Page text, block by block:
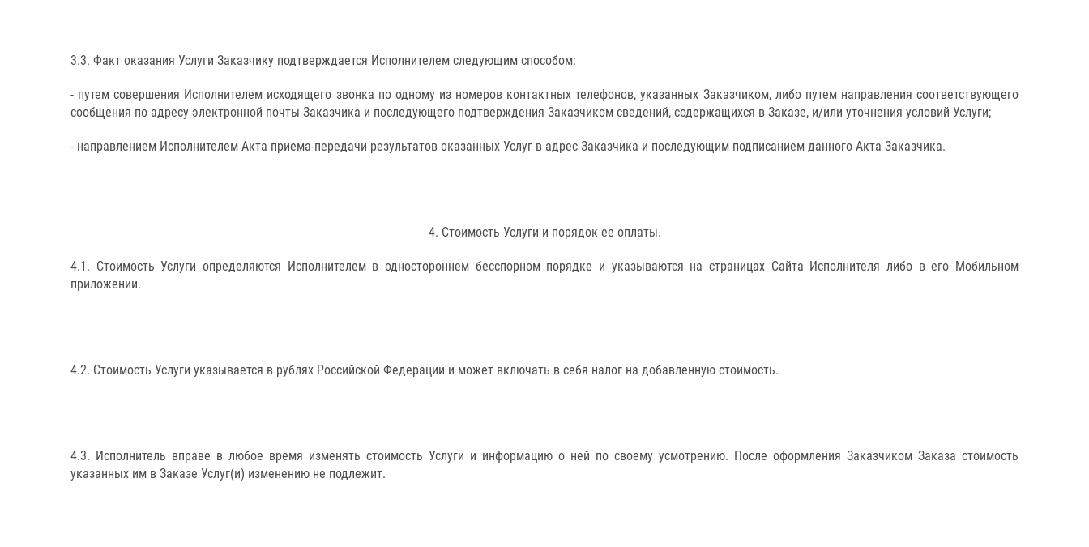
3.3. Факт оказания Услуги Заказчику подтверждается Исполнителем следующим способом:
- путем совершения Исполнителем исходящего звонка по одному из номеров контактных телефонов, указанных Заказчиком, либо путем направления соответствующего
сообщения по адресу электронной почты Заказчика и последующего подтверждения Заказчиком сведений, содержащихся в Заказе, и/или уточнения условий Услуги;
- направлением Исполнителем Акта приема-передачи результатов оказанных Услуг в адрес Заказчика и последующим подписанием данного Акта Заказчика.
4. Стоимость Услуги и порядок ее оплаты.
4.1. Стоимость Услуги определяются Исполнителем в одностороннем бесспорном порядке и указываются на страницах Сайта Исполнителя либо в его Мобильном
приложении.
4.2. Стоимость Услуги указывается в рублях Российской Федерации и может включать в себя налог на добавленную стоимость.
4.3. Исполнитель вправе в любое время изменять стоимость Услуги и информацию о ней по своему усмотрению. После оформления Заказчиком Заказа стоимость
указанных им в Заказе Услуг(и) изменению не подлежит.